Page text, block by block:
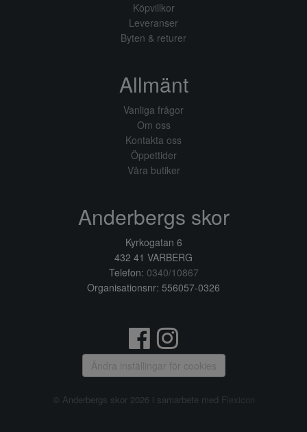
Köpvillkor
Leveranser
Byten & returer
Allmänt
Vanliga frågor
Om oss
Kontakta oss
Öppettider
Våra butiker
Anderbergs skor
Kyrkogatan 6
432 41 VARBERG
Telefon: 0340/10867
Organisationsnr: 556057-0326
Ändra inställingar för cookies
© Anderbergs skor 2026 i samarbete med Flexicon